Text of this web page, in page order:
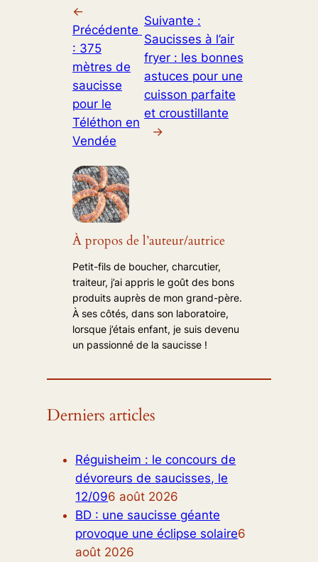
←
Précédente
: 375
mètres de
saucisse
pour le
Téléthon en
Vendée
Suivante :
Saucisses à l’air
fryer : les bonnes
astuces pour une
cuisson parfaite
et croustillante
→
À propos de l’auteur/autrice
Petit-fils de boucher, charcutier,
traiteur, j’ai appris le goût des bons
produits auprès de mon grand-père.
À ses côtés, dans son laboratoire,
lorsque j’étais enfant, je suis devenu
un passionné de la saucisse !
Derniers articles
Réguisheim : le concours de
dévoreurs de saucisses, le
12/096 août 2026
BD : une saucisse géante
provoque une éclipse solaire6
août 2026